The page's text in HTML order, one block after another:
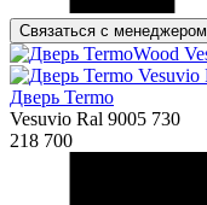
Связаться с менеджером
Дверь Termo
Vesuvio Ral 9005 730
218 700